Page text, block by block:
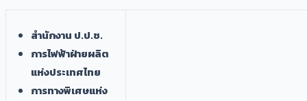
สำนักงาน ป.ป.ช.
การไฟฟ้าฝ่ายผลิต
แห่งประเทศไทย
การทางพิเศษแห่ง